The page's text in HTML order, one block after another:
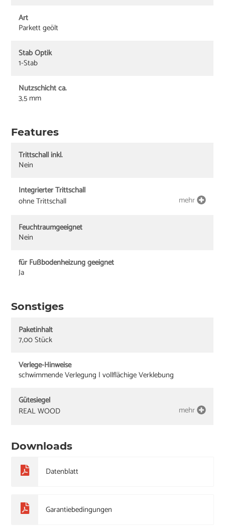
Art
Parkett geölt
Stab Optik
1-Stab
Nutzschicht ca.
3,5 mm
Features
Trittschall inkl.
Nein
Integrierter Trittschall
ohne Trittschall
mehr
Feuchtraumgeeignet
Nein
für Fußbodenheizung geeignet
Ja
Sonstiges
Paketinhalt
7,00 Stück
Verlege-Hinweise
schwimmende Verlegung | vollflächige Verklebung
Gütesiegel
REAL WOOD
mehr
Downloads
Datenblatt
Garantiebedingungen